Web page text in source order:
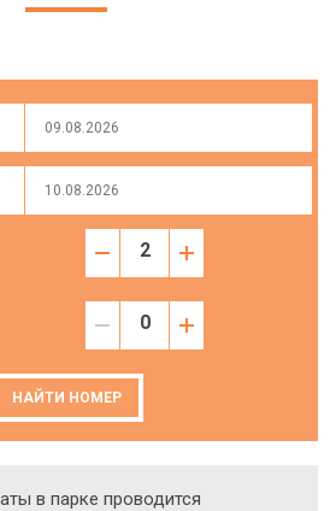
НАЙТИ НОМЕР
в парке проводится